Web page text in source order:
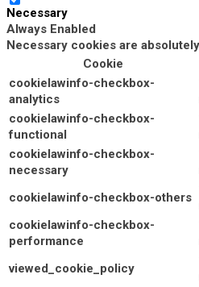
Necessary
Always Enabled
Necessary cookies are
Cookie
cookielawinfo-checkbox-
analytics
cookielawinfo-checkbox-
functional
cookielawinfo-checkbox-
necessary
cookielawinfo-checkbox-others
cookielawinfo-checkbox-
performance
viewed_cookie_policy